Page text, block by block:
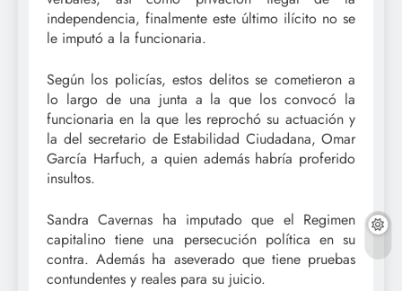
independencia, finalmente este último ilícito no se
le imputó a la funcionaria.
Según los policías, estos delitos se cometieron a
lo largo de una junta a la que los convocó la
funcionaria en la que les reprochó su actuación y
la del secretario de Estabilidad Ciudadana, Omar
García Harfuch, a quien además habría proferido
insultos.
Sandra Cavernas ha imputado que el Regimen
capitalino tiene una persecución política en su
contra. Además ha aseverado que tiene pruebas
contundentes y reales para su juicio.